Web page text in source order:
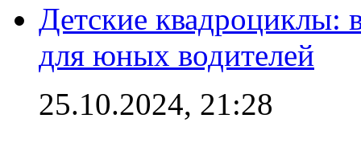
Детские квадроциклы:
для юных водителей
25.10.2024, 21:28